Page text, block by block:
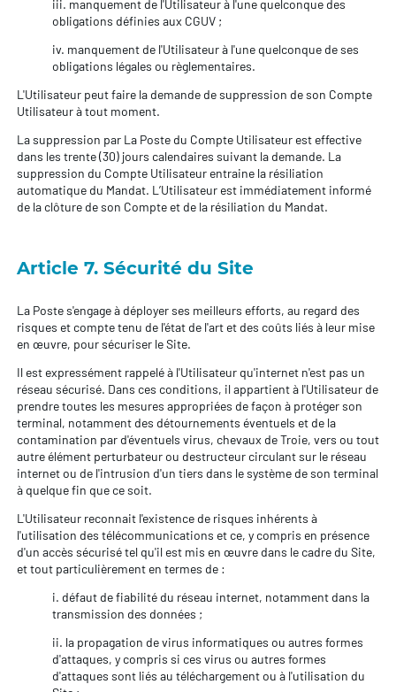
iii. manquement de l'Utilisateur à l'une quelconque des
obligations définies aux CGUV ;
iv. manquement de l'Utilisateur à l'une quelconque de ses
obligations légales ou règlementaires.
L'Utilisateur peut faire la demande de suppression de son Compte
Utilisateur à tout moment.
La suppression par La Poste du Compte Utilisateur est effective
dans les trente (30) jours calendaires suivant la demande. La
suppression du Compte Utilisateur entraine la résiliation
automatique du Mandat. L’Utilisateur est immédiatement informé
de la clôture de son Compte et de la résiliation du Mandat.
Article 7. Sécurité du Site
La Poste s'engage à déployer ses meilleurs efforts, au regard des
risques et compte tenu de l'état de l'art et des coûts liés à leur mise
en œuvre, pour sécuriser le Site.
Il est expressément rappelé à l'Utilisateur qu'internet n'est pas un
réseau sécurisé. Dans ces conditions, il appartient à l'Utilisateur de
prendre toutes les mesures appropriées de façon à protéger son
terminal, notamment des détournements éventuels et de la
contamination par d'éventuels virus, chevaux de Troie, vers ou tout
autre élément perturbateur ou destructeur circulant sur le réseau
internet ou de l'intrusion d'un tiers dans le système de son terminal
à quelque fin que ce soit.
L'Utilisateur reconnait l'existence de risques inhérents à
l'utilisation des télécommunications et ce, y compris en présence
d'un accès sécurisé tel qu'il est mis en œuvre dans le cadre du Site,
et tout particulièrement en termes de :
i. défaut de fiabilité du réseau internet, notamment dans la
transmission des données ;
ii. la propagation de virus informatiques ou autres formes
d'attaques, y compris si ces virus ou autres formes
d'attaques sont liés au téléchargement ou à l'utilisation du